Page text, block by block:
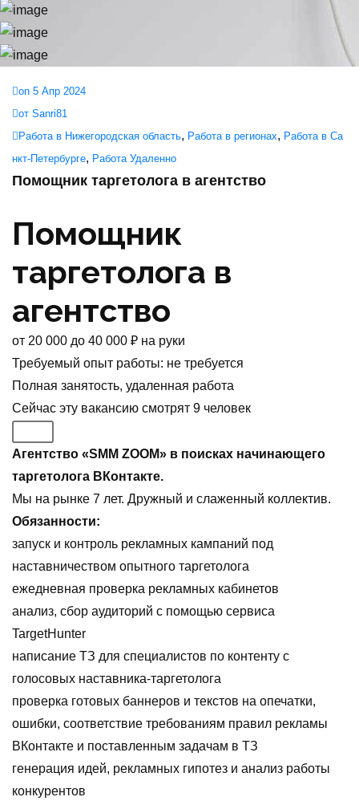
on 5 Апр 2024
от Sanri81
Работа в Нижегородская область, Работа в регионах, Работа в Са
нкт-Петербурге, Работа Удаленно
Помощник таргетолога в агентство
Помощник
таргетолога в
агентство
от 20 000 до 40 000 ₽ на руки
Требуемый опыт работы: не требуется
Полная занятость, удаленная работа
Сейчас эту вакансию смотрят 9 человек
Агентство «SMM ZOOM» в поисках начинающего
таргетолога ВКонтакте.
Мы на рынке 7 лет. Дружный и слаженный коллектив.
Обязанности:
запуск и контроль рекламных кампаний под
наставничеством опытного таргетолога
ежедневная проверка рекламных кабинетов
анализ, сбор аудиторий с помощью сервиса
TargetHunter
написание ТЗ для специалистов по контенту с
голосовых наставника-таргетолога
проверка готовых баннеров и текстов на опечатки,
ошибки, соответствие требованиям правил рекламы
ВКонтакте и поставленным задачам в ТЗ
генерация идей, рекламных гипотез и анализ работы
конкурентов